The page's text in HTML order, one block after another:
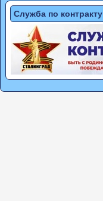
Служба по контракту